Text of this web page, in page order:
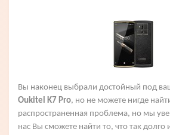
Вы наконец выбрали достойный под
Oukitel K7 Pro, но не можете нигде
распространенная проблема, но мы
нас Вы сможете найти то, что так долго